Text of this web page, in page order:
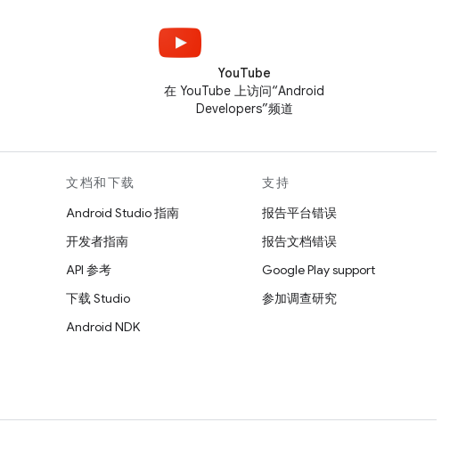
YouTube
在 YouTube 上访问“Android
Developers”频道
文档和下载
Android Studio 指南
开发者指南
API 参考
下载 Studio
Android NDK
支持
报告平台错误
报告文档错误
Google Play support
参加调查研究